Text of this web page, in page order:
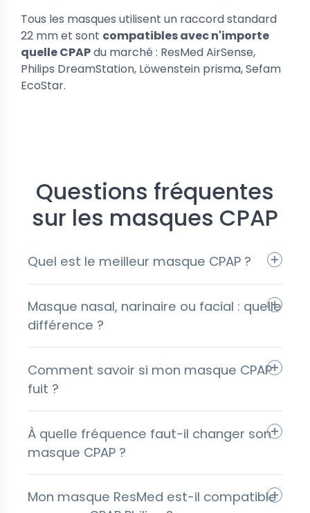
Tous les masques utilisent un raccord standard
22 mm et sont compatibles avec n'importe
quelle CPAPdu marché : ResMed AirSense,
Philips DreamStation, Löwenstein prisma, Sefam
EcoStar.
Questions fréquentes
sur les masques CPAP
Quel est le meilleur masque CPAP ?
Masque nasal, narinaire ou facial : quelle
différence ?
Comment savoir si mon masque CPAP
fuit ?
À quelle fréquence faut-il changer son
masque CPAP ?
Mon masque ResMed est-il compatible